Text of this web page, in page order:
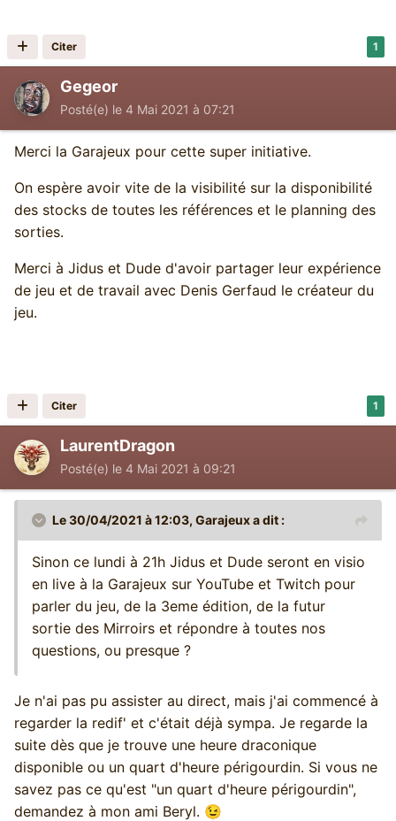
1
Citer
Gegeor
Posté(e) le 4 Mai 2021 à 07:21
Merci la Garajeux pour cette super initiative.
On espère avoir vite de la visibilité sur la disponibilité
des stocks de toutes les références et le planning des
sorties.
Merci à Jidus et Dude d'avoir partager leur expérience
de jeu et de travail avec Denis Gerfaud le créateur du
jeu.
1
Citer
LaurentDragon
Posté(e) le 4 Mai 2021 à 09:21
Le 30/04/2021 à 12:03, Garajeuxa dit :
Sinon ce lundi à 21h Jidus et Dude seront en visio
en live à la Garajeux sur YouTube et Twitch pour
parler du jeu, de la 3eme édition, de la futur
sortie des Mirroirs et répondre à toutes nos
questions, ou presque ?
Je n'ai pas pu assister au direct, mais j'ai commencé à
regarder la redif' et c'était déjà sympa. Je regarde la
suite dès que je trouve une heure draconique
disponible ou un quart d'heure périgourdin. Si vous ne
savez pas ce qu'est "un quart d'heure périgourdin",
demandez à mon ami Beryl. 😉